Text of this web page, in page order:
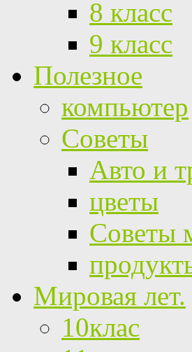
8 класс
9 класс
Полезное
компьютер
Советы
Авто и
цветы
Советы
Мировая лет.
10клас